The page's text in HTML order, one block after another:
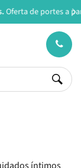
de €45*